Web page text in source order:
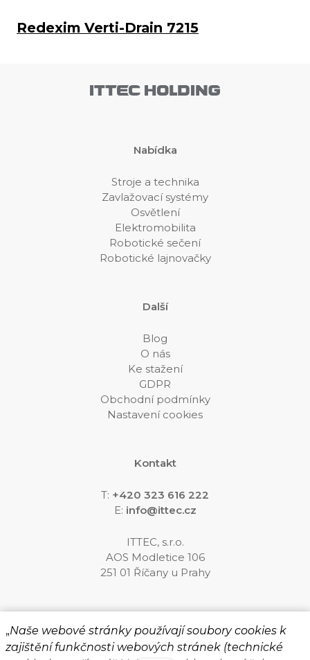
Redexim Verti-Drain 7215
Nabídka
Stroje a technika
Zavlažovací systémy
Osvětlení
Elektromobilita
Robotické sečení
Robotické lajnovačky
Další
Blog
O nás
Ke stažení
GDPR
Obchodní podmínky
Nastavení cookies
Kontakt
T: +420 323 616 222
E: info@ittec.cz
ITTEC, s.r.o.
AOS Modletice 106
251 01 Říčany u Prahy
„Naše webové stránky používají soubory cookies k
zajištění funkčnosti webových stránek (technické